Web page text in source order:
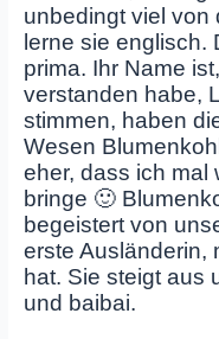
unbedingt viel von
lerne sie englisch.
prima. Ihr Name
verstanden habe,
stimmen, haben
Wesen
eher, dass ich mal
bringe 🙂
begeistert von
erste Ausländerin,
hat. Sie steigt aus
und baibai.